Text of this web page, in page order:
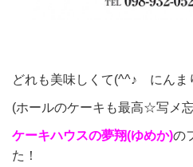
どれも美味しくて(^^♪ にんま
(ホールのケーキも最高☆写メ
ケーキハウスの夢翔(ゆめか)の
た！